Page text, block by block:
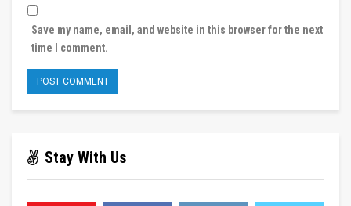
Save my name, email, and website in this browser for the next
time I comment.
Stay With Us